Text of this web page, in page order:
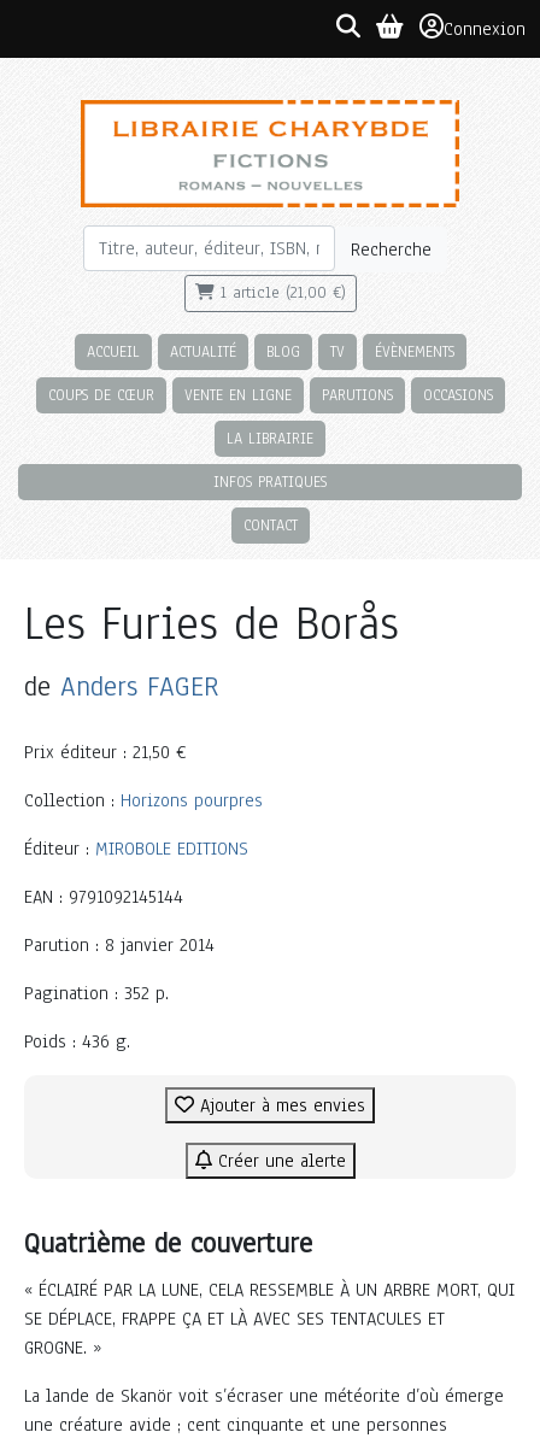
Connexion
Recherche
1 article (21,00 €)
ACCUEIL ACTUALITÉ BLOG TV ÉVÈNEMENTS
COUPS DE CŒUR VENTE EN LIGNE PARUTIONS OCCASIONS
LA LIBRAIRIE
INFOS PRATIQUES
CONTACT
Les Furies de Borås
de Anders FAGER
Prix éditeur : 21,50 €
Collection : Horizons pourpres
Éditeur : MIROBOLE EDITIONS
EAN : 9791092145144
Parution : 8 janvier 2014
Pagination : 352 p.
Poids : 436 g.
Ajouter à mes envies
Créer une alerte
Quatrième de couverture
« ÉCLAIRÉ PAR LA LUNE, CELA RESSEMBLE À UN ARBRE MORT, QUI
SE DÉPLACE, FRAPPE ÇA ET LÀ AVEC SES TENTACULES ET
GROGNE. »
La lande de Skanör voit s’écraser une météorite d’où émerge
une créature avide ; cent cinquante et une personnes